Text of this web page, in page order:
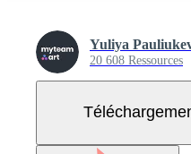
Yuliya
20 608 Ressources